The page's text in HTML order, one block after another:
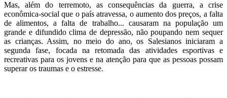
Mas, além do terremoto, as consequências da guerra, a crise
econômica-social que o país atravessa, o aumento dos preços, a falta
de alimentos, a falta de trabalho... causaram na população um
grande e difundido clima de depressão, não poupando nem sequer
as crianças. Assim, no meio do ano, os Salesianos iniciaram a
segunda fase, focada na retomada das atividades esportivas e
recreativas para os jovens e na atenção para que as pessoas possam
superar os traumas e o estresse.